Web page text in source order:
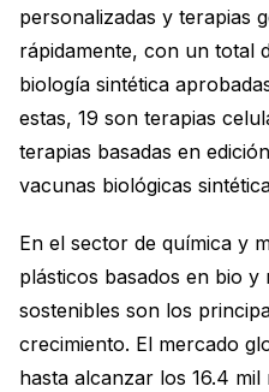
personalizadas y terapias
rápidamente, con un total
biología sintética
estas, 19 son terapias
terapias basadas en
vacunas biológicas
En el sector de química y
plásticos basados en bio y
sostenibles son los
crecimiento. El mercado
hasta alcanzar los 16.4